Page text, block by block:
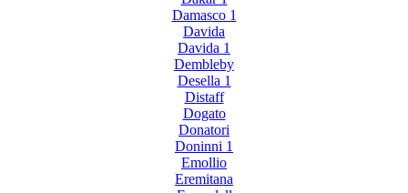
Damasco 1
Davida
Davida 1
Dembleby
Desella 1
Distaff
Dogato
Donatori
Doninni 1
Emollio
Eremitana